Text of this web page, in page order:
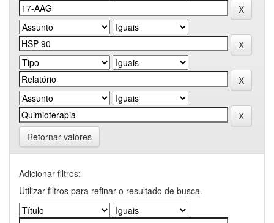
Retornar valores
Adicionar filtros:
Utilizar filtros para refinar o resultado de busca.